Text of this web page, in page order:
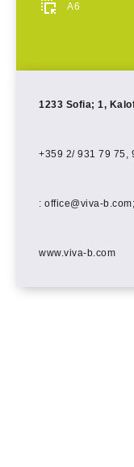
A6
1233 Sofia; 1,
+359 2/ 931 79 75,
: office@viva-b.com;
www.viva-b.com